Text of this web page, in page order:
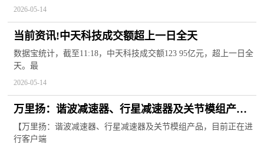
2026-05-14
当前资讯!中天科技成交额超上一日全天
数据宝统计，截至11:18，中天科技成交额123 95亿元，超上一日全
天。最
2026-05-14
万里扬：谐波减速器、行星减速器及关节模组产
品，目前正在进行客户端的试验验证
【万里扬：谐波减速器、行星减速器及关节模组产品，目前正在进
行客户端